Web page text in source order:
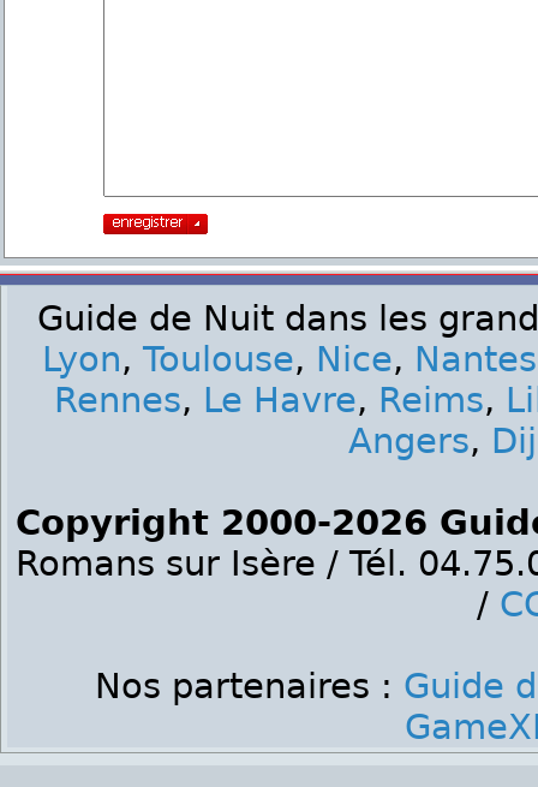
Guide de Nuit dans les
Lyon, Toulouse, Nice, Nantes
Rennes, Le Havre, Reims,
Angers,
Copyright 2000-2026
Romans sur Isère / Tél.
/
Nos partenaires : Guide